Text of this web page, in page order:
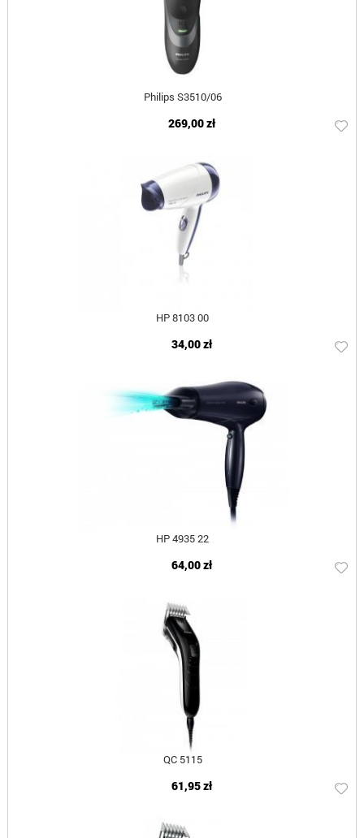
Philips S3510/06
269,00 zł
HP 8103 00
34,00 zł
HP 4935 22
64,00 zł
QC 5115
61,95 zł